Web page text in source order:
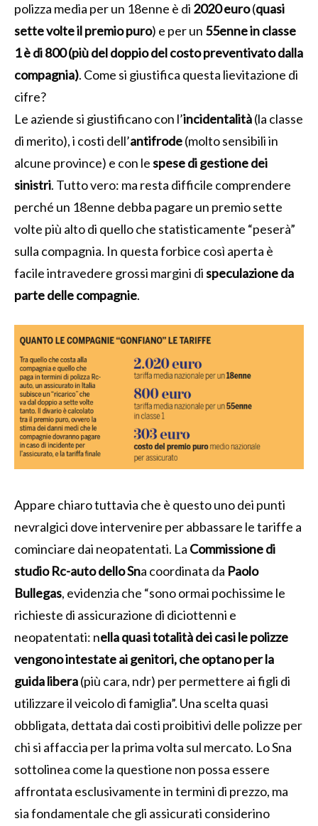
polizza media per un 18enne è di 2020 euro(quasi
sette volte il premio puro) e per un 55enne in classe
1 è di 800 (più del doppio del costo preventivato dalla
compagnia). Come si giustifica questa lievitazione di
cifre?
Le aziende si giustificano con l’incidentalità(la classe
di merito), i costi dell’antifrode(molto sensibili in
alcune province) e con lespese di gestione dei
sinistri. Tutto vero: ma resta difficile comprendere
perché un 18enne debba pagare un premio sette
volte più alto di quello che statisticamente “peserà”
sulla compagnia. In questa forbice così aperta è
facile intravedere grossi margini dispeculazione da
parte delle compagnie.
Appare chiaro tuttavia che è questo uno dei punti
nevralgici dove intervenire per abbassare le tariffe a
cominciare dai neopatentati. La Commissione di
studio Rc-auto dello Sna coordinata da Paolo
Bullegas, evidenzia che “sono ormai pochissime le
richieste di assicurazione di diciottenni e
neopatentati: nella quasi totalità dei casi le polizze
vengono intestate ai genitori, che optano per la
guida libera(più cara, ndr) per permettere ai figli di
utilizzare il veicolo di famiglia”. Una scelta quasi
obbligata, dettata dai costi proibitivi delle polizze per
chi si affaccia per la prima volta sul mercato. Lo Sna
sottolinea come la questione non possa essere
affrontata esclusivamente in termini di prezzo, ma
sia fondamentale che gli assicurati considerino